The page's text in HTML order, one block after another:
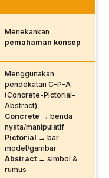
Menekankan
pemahaman konsep
Menggunakan
pendekatan C-P-A
(Concrete-Pictorial-
Abstract):
Concrete → benda
nyata/manipulatif
Pictorial → bar
model/gambar
Abstract → simbol &
rumus